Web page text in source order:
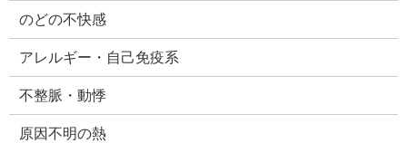
のどの不快感
アレルギー・自己免疫系
不整脈・動悸
原因不明の熱